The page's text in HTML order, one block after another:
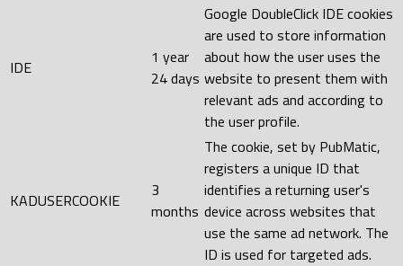
IDE
1 year
24 days
Google DoubleClick IDE cookies
are used to store information
about how the user uses the
website to present them with
relevant ads and according to
the user profile.
KADUSERCOOKIE
3
months
The cookie, set by PubMatic,
registers a unique ID that
identifies a returning user's
device across websites that
use the same ad network. The
ID is used for targeted ads.